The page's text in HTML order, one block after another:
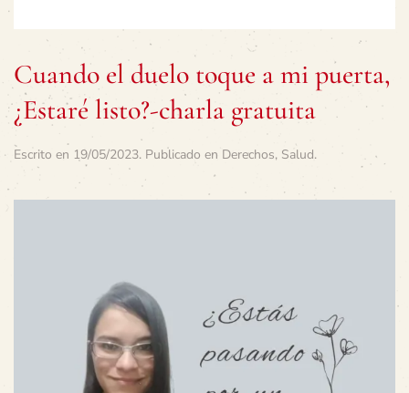
Cuando el duelo toque a mi puerta,
¿Estaré listo?-charla gratuita
Escrito en 19/05/2023. Publicado en Derechos, Salud.